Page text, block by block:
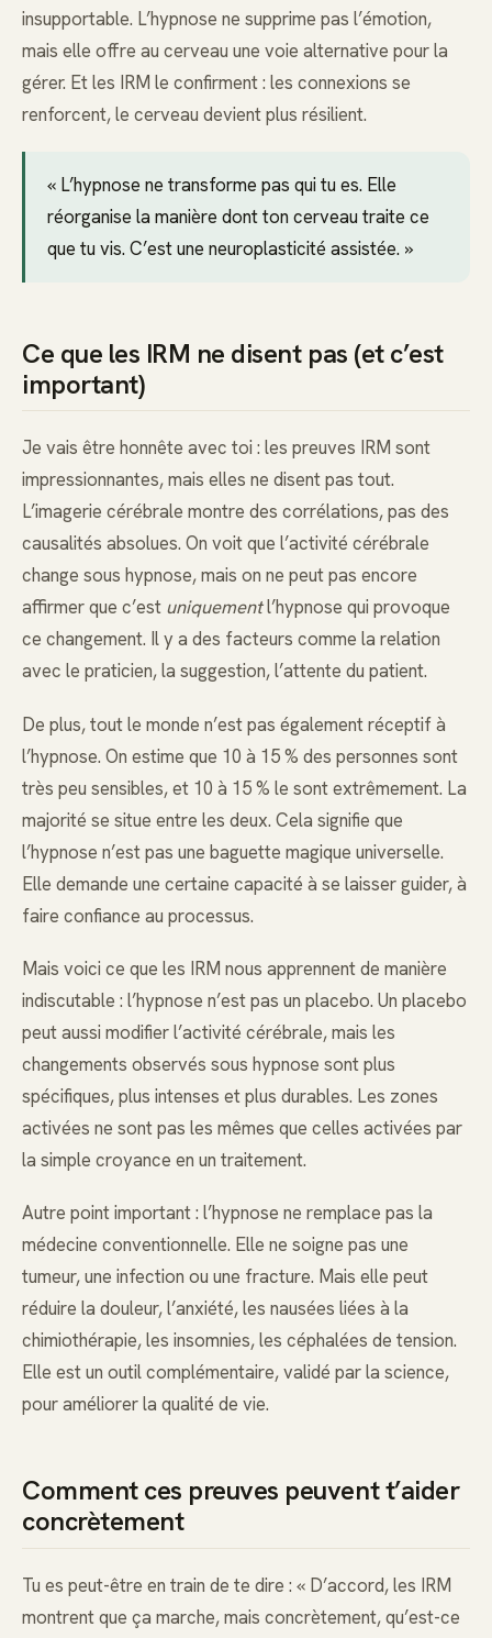
insupportable. L’hypnose ne supprime pas l’émotion,
mais elle offre au cerveau une voie alternative pour la
gérer. Et les IRM le confirment : les connexions se
renforcent, le cerveau devient plus résilient.
« L’hypnose ne transforme pas qui tu es. Elle
réorganise la manière dont ton cerveau traite ce
que tu vis. C’est une neuroplasticité assistée. »
Ce que les IRM ne disent pas (et c’est
important)
Je vais être honnête avec toi : les preuves IRM sont
impressionnantes, mais elles ne disent pas tout.
L’imagerie cérébrale montre des corrélations, pas des
causalités absolues. On voit que l’activité cérébrale
change sous hypnose, mais on ne peut pas encore
affirmer que c’est uniquementl’hypnose qui provoque
ce changement. Il y a des facteurs comme la relation
avec le praticien, la suggestion, l’attente du patient.
De plus, tout le monde n’est pas également réceptif à
l’hypnose. On estime que 10 à 15 % des personnes sont
très peu sensibles, et 10 à 15 % le sont extrêmement. La
majorité se situe entre les deux. Cela signifie que
l’hypnose n’est pas une baguette magique universelle.
Elle demande une certaine capacité à se laisser guider, à
faire confiance au processus.
Mais voici ce que les IRM nous apprennent de manière
indiscutable : l’hypnose n’est pas un placebo. Un placebo
peut aussi modifier l’activité cérébrale, mais les
changements observés sous hypnose sont plus
spécifiques, plus intenses et plus durables. Les zones
activées ne sont pas les mêmes que celles activées par
la simple croyance en un traitement.
Autre point important : l’hypnose ne remplace pas la
médecine conventionnelle. Elle ne soigne pas une
tumeur, une infection ou une fracture. Mais elle peut
réduire la douleur, l’anxiété, les nausées liées à la
chimiothérapie, les insomnies, les céphalées de tension.
Elle est un outil complémentaire, validé par la science,
pour améliorer la qualité de vie.
Comment ces preuves peuvent t’aider
concrètement
Tu es peut-être en train de te dire : « D’accord, les IRM
montrent que ça marche, mais concrètement, qu’est-ce